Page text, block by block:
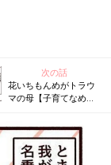
次の話
花いちもんめがトラウ
マの母【子育てなめて